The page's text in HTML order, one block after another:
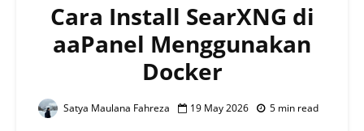
Cara Install SearXNG di
aaPanel Menggunakan
Docker
Satya Maulana Fahreza 19 May 2026 5 min read